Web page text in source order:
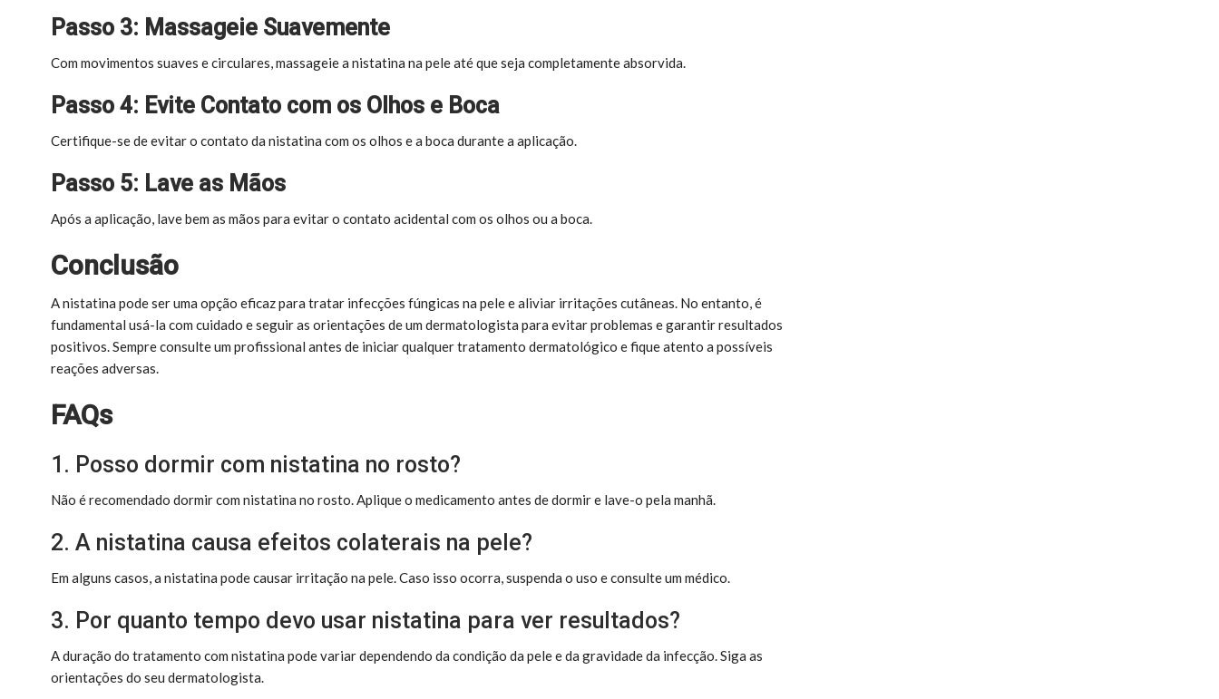
Passo 3: Massageie Suavemente
Com movimentos suaves e circulares, massageie a nistatina na pele até que seja completamente absorvida.
Passo 4: Evite Contato com os Olhos e Boca
Certifique-se de evitar o contato da nistatina com os olhos e a boca durante a aplicação.
Passo 5: Lave as Mãos
Após a aplicação, lave bem as mãos para evitar o contato acidental com os olhos ou a boca.
Conclusão
A nistatina pode ser uma opção eficaz para tratar infecções fúngicas na pele e aliviar irritações cutâneas. No entanto, é
fundamental usá-la com cuidado e seguir as orientações de um dermatologista para evitar problemas e garantir resultados
positivos. Sempre consulte um profissional antes de iniciar qualquer tratamento dermatológico e fique atento a possíveis
reações adversas.
FAQs
1. Posso dormir com nistatina no rosto?
Não é recomendado dormir com nistatina no rosto. Aplique o medicamento antes de dormir e lave-o pela manhã.
2. A nistatina causa efeitos colaterais na pele?
Em alguns casos, a nistatina pode causar irritação na pele. Caso isso ocorra, suspenda o uso e consulte um médico.
3. Por quanto tempo devo usar nistatina para ver resultados?
A duração do tratamento com nistatina pode variar dependendo da condição da pele e da gravidade da infecção. Siga as
orientações do seu dermatologista.